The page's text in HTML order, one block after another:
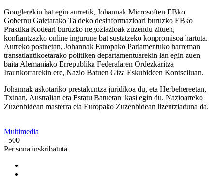
Googlerekin bat egin aurretik, Johannak Microsoften EBko
Gobernu Gaietarako Taldeko desinformazioari buruzko EBko
Praktika Kodeari buruzko negoziazioak zuzendu zituen,
konfiantzazko online ingurune bat sustatzeko konpromisoa hartuta.
Aurreko postuetan, Johannak Europako Parlamentuko harreman
transatlantikoetarako politiken departamentuarekin lan egin zuen,
baita Alemaniako Errepublika Federalaren Ordezkaritza
Iraunkorrarekin ere, Nazio Batuen Giza Eskubideen Kontseiluan.
Johannak askotariko prestakuntza juridikoa du, eta Herbehereetan,
Txinan, Australian eta Estatu Batuetan ikasi egin du. Nazioarteko
Zuzenbidean masterra eta Europako Zuzenbidean lizentziaduna da.
Multimedia
+500
Pertsona inskribatuta